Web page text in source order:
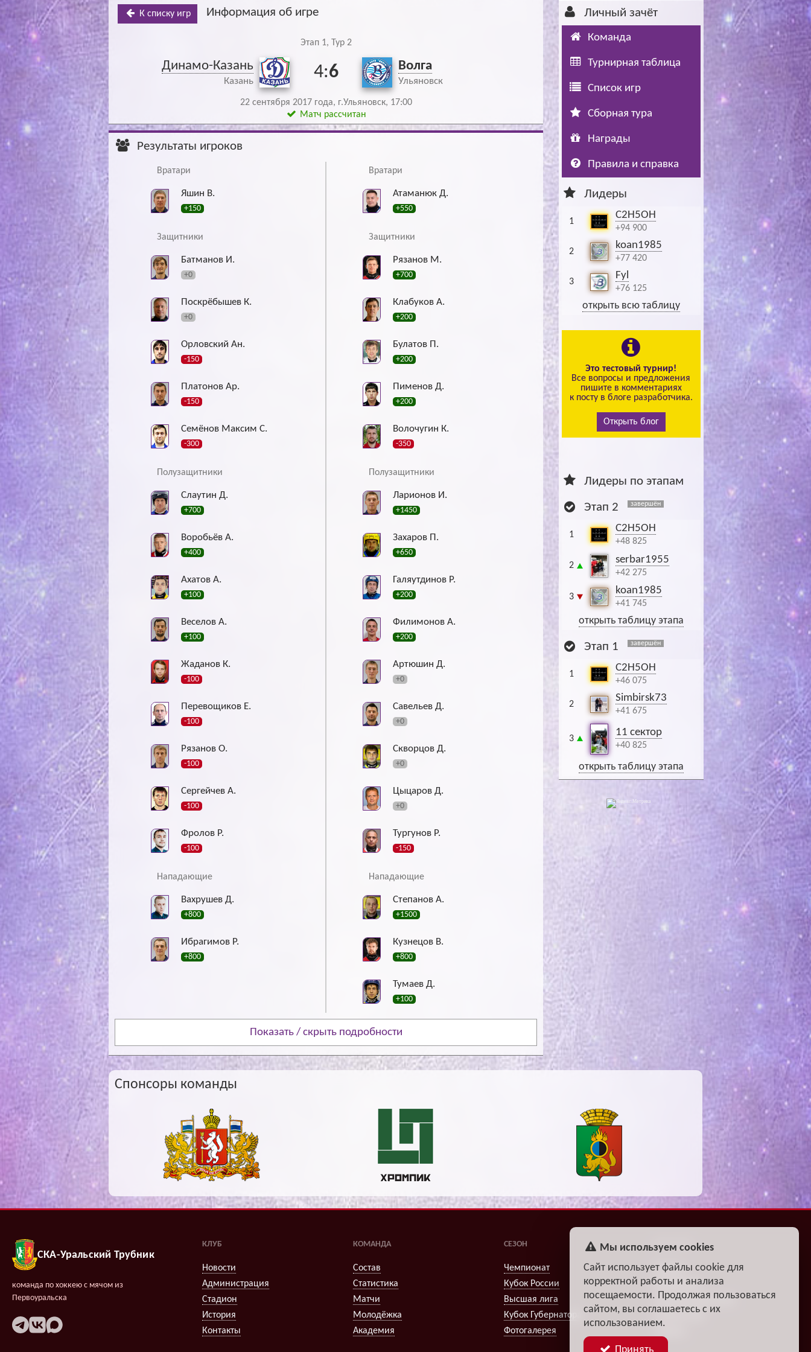
Hound: блог болельщика
Ragnar: блог болельщика
К списку игр Информация об игре
Этап 1, Тур 2
Динамо-Казань
Казань 4:6 Волга
Ульяновск
22 сентября 2017 года, г.Ульяновск, 17:00
Матч рассчитан
Результаты игроков
Вратари
Яшин В.
+150
Защитники
Батманов И.
+0
Поскрёбышев К.
+0
Орловский Ан.
-150
Платонов Ар.
-150
Семёнов Максим С.
-300
Полузащитники
Слаутин Д.
+700
Воробьёв А.
+400
Ахатов А.
+100
Веселов А.
+100
Жаданов К.
-100
Перевощиков Е.
-100
Рязанов О.
-100
Сергейчев А.
-100
Фролов Р.
-100
Нападающие
Вахрушев Д.
+800
Ибрагимов Р.
+800
Вратари
Атаманюк Д.
+550
Защитники
Рязанов М.
+700
Клабуков А.
+200
Булатов П.
+200
Пименов Д.
+200
Волочугин К.
-350
Полузащитники
Ларионов И.
+1450
Захаров П.
+650
Галяутдинов Р.
+200
Филимонов А.
+200
Артюшин Д.
+0
Савельев Д.
+0
Скворцов Д.
+0
Цыцаров Д.
+0
Тургунов Р.
-150
Нападающие
Степанов А.
+1500
Кузнецов В.
+800
Тумаев Д.
+100
Показать / скрыть подробности
Личный зачёт
Команда
Турнирная таблица
Список игр
Сборная тура
Награды
Правила и справка
Лидеры
1
C2H5OH
+94 900
2
koan1985
+77 420
3
Fyl
+76 125
открыть всю таблицу
Это тестовый турнир!
Все вопросы и предложения
пишите в комментариях
к посту в блоге разработчика.
Открыть блог
Лидеры по этапам
Этап 2 завершён
1
C2H5OH
+48 825
2 serbar1955
+42 275
3
koan1985
+41 745
открыть таблицу этапа
Этап 1 завершён
1
C2H5OH
+46 075
2
Simbirsk73
+41 675
3
11 сектор
+40 825
открыть таблицу этапа
Спонсоры команды
СКА-Уральский Трубник
команда по хоккею с мячом из
Первоуральска
КЛУБ
Новости
Администрация
Стадион
История
Контакты
КОМАНДА
Состав
Статистика
Матчи
Молодёжка
Академия
СЕЗОН
Чемпионат
Кубок России
Высшая лига
Кубок Губернатора
Фотогалерея
ФАН-КЛУБ
Билеты
Атрибутика
Турниры прогнозов
Fantasy Club
Мы используем cookies
Сайт использует файлы cookie для
корректной работы и анализа
посещаемости. Продолжая пользоваться
сайтом, вы соглашаетесь с их
использованием.